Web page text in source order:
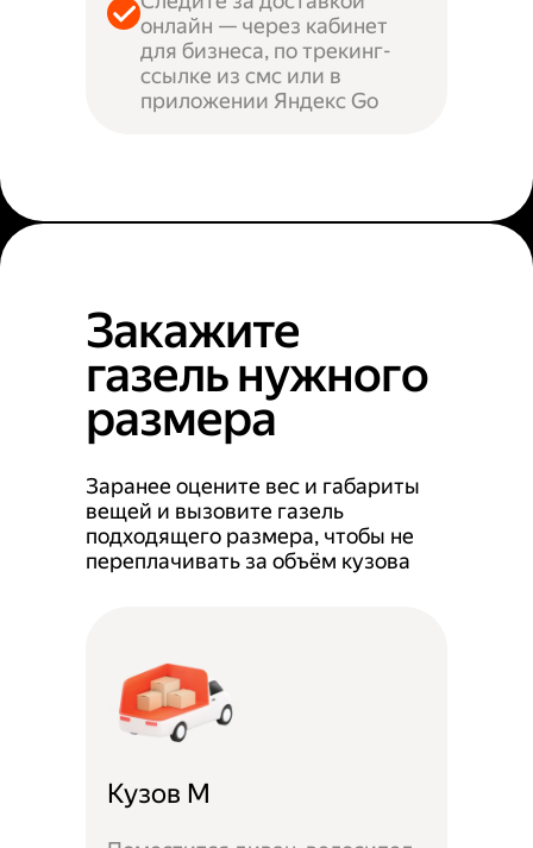
онлайн — через кабинет
для бизнеса, по трекинг-
ссылке из смс или в
приложении Яндекс Go
Закажите
газель нужного
размера
Заранее оцените вес и габариты
вещей и вызовите газель
подходящего размера, чтобы не
переплачивать за объём кузова
Кузов M